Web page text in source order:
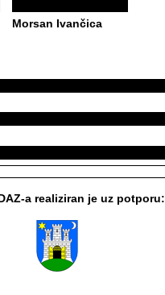
Morsan Ivančica
a realiziran je uz potporu: